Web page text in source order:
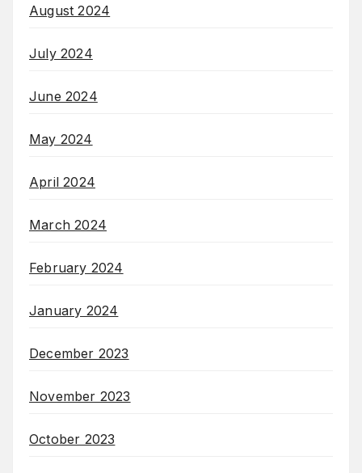
August 2024
July 2024
June 2024
May 2024
April 2024
March 2024
February 2024
January 2024
December 2023
November 2023
October 2023